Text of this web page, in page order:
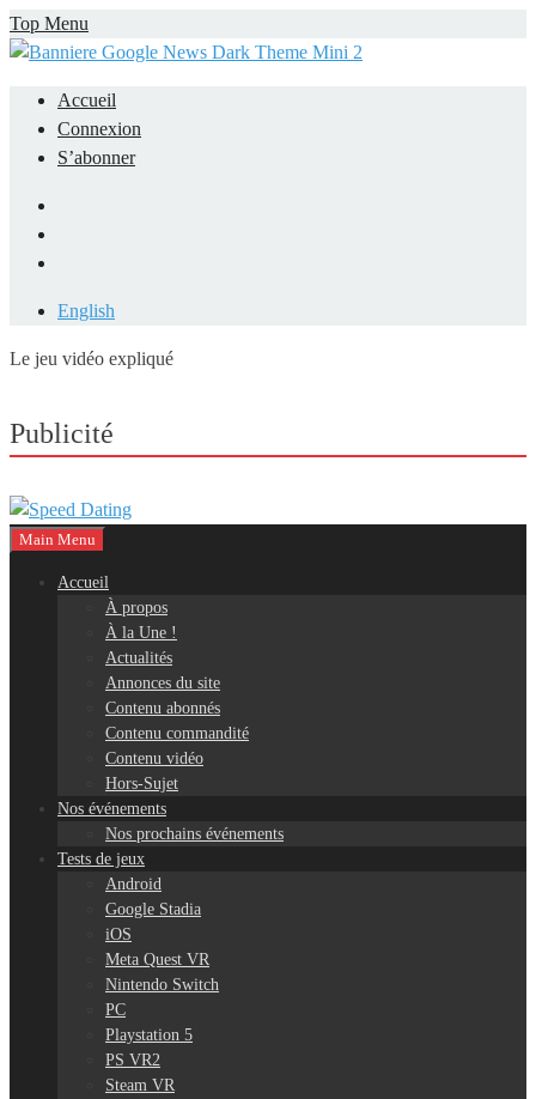
Skip
to
Top Menu
Accueil
Connexion
S’abonner
English
Le jeu vidéo expliqué
Publicité
Main Menu
Accueil
À propos
À la Une !
Actualités
Annonces du site
Contenu abonnés
Contenu commandité
Contenu vidéo
Hors-Sujet
Nos événements
Nos prochains événements
Tests de jeux
Android
Google Stadia
iOS
Meta Quest VR
Nintendo Switch
PC
Playstation 5
PS VR2
Steam VR